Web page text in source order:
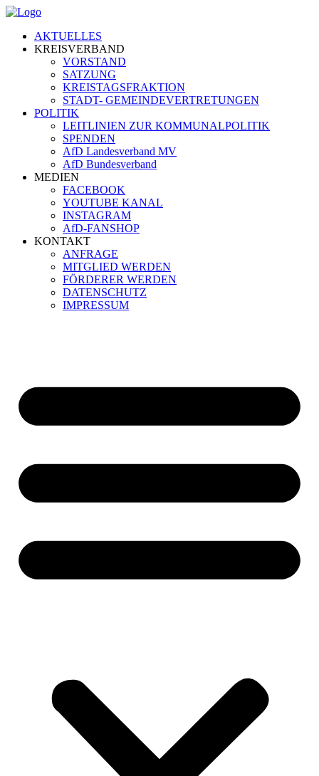
Zum
springenAKTUELLES
KREISVERBAND
VORSTAND
SATZUNG
KREISTAGSFRAKTION
STADT- GEMEINDEVERTRETUNGEN
POLITIK
LEITLINIEN ZUR KOMMUNALPOLITIK
SPENDEN
AfD Landesverband MV
AfD Bundesverband
MEDIEN
FACEBOOK
YOUTUBE KANAL
INSTAGRAM
AfD-FANSHOP
KONTAKT
ANFRAGE
MITGLIED WERDEN
FÖRDERER WERDEN
DATENSCHUTZ
IMPRESSUM